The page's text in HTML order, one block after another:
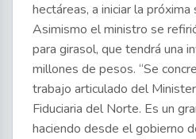
hectáreas, a iniciar la próxima
Asimismo el ministro se
para girasol, que tendrá una
millones de pesos. “Se
trabajo articulado del
Fiduciaria del Norte. Es un
haciendo desde el gobierno